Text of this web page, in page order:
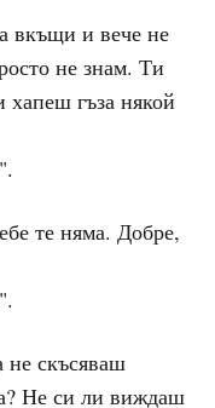
вкъщи и вече не
не знам. Ти
хапеш гъза някой
те няма. Добре,
не скъсяваш
Не си ли виждаш